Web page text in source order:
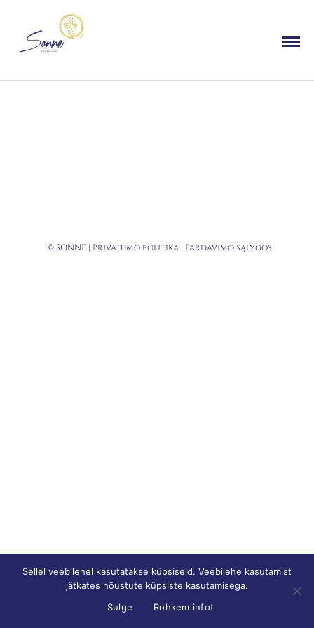
© SONNE | Privatumo politika | Pardavimo sąlygos
Sellel veebilehel kasutatakse küpsiseid. Veebilehe kasutamist
jätkates nõustute küpsiste kasutamisega.
Sulge
Rohkem infot